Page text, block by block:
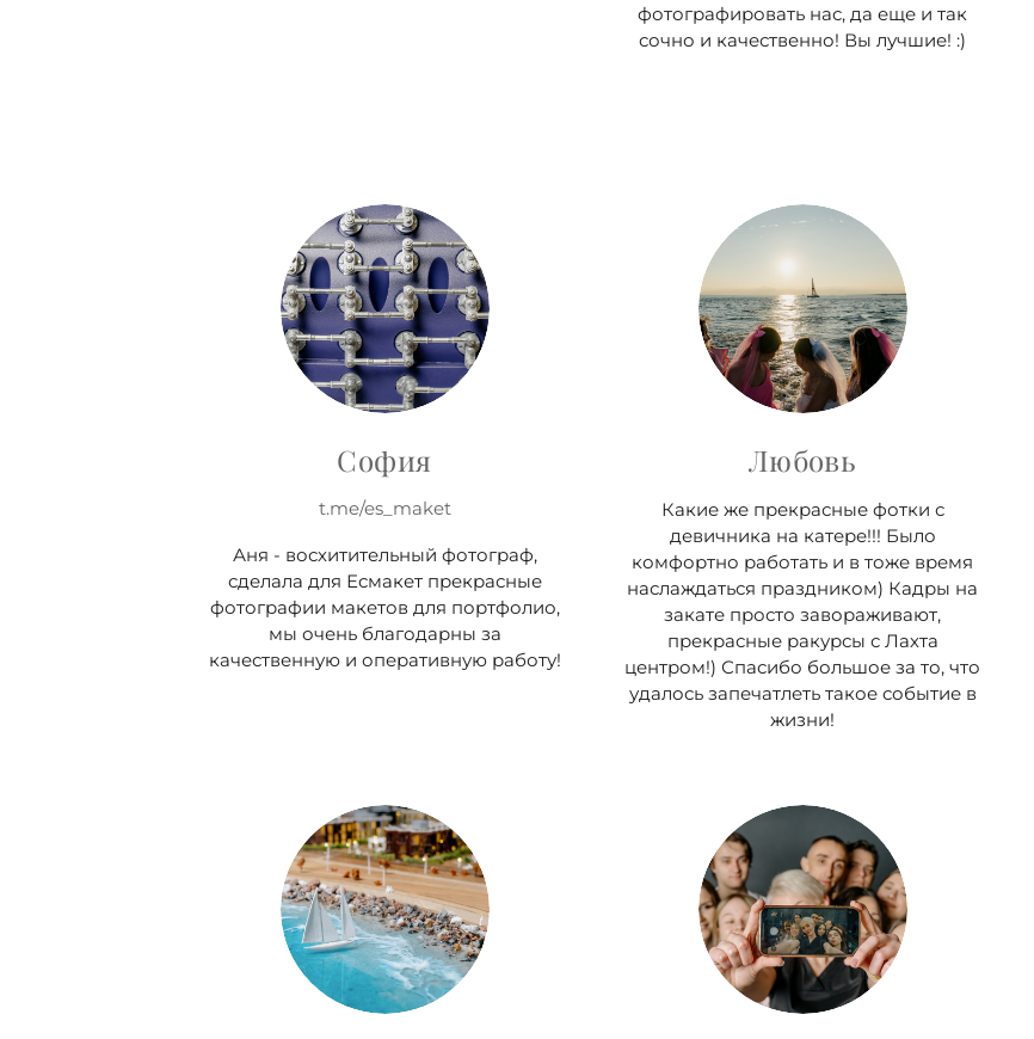
фотографировать нас, да еще и так
сочно и качественно! Вы лучшие! :)
София
t.me/es_maket
Аня - восхитительный фотограф,
сделала для Есмакет прекрасные
фотографии макетов для портфолио,
мы очень благодарны за
качественную и оперативную работу!
Любовь
Какие же прекрасные фотки с
девичника на катере!!! Было
комфортно работать и в тоже время
наслаждаться праздником) Кадры на
закате просто завораживают,
прекрасные ракурсы с Лахта
центром!) Спасибо большое за то, что
удалось запечатлеть такое событие в
жизни!